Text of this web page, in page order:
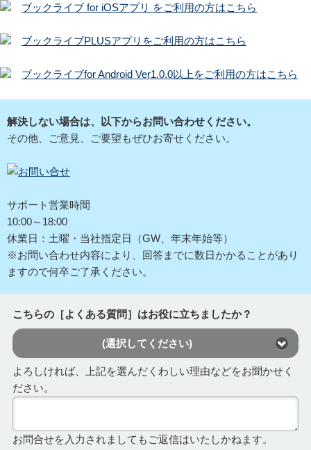
ブックライブ for iOSアプリ をご利用の方はこちら
ブックライブPLUSアプリをご利用の方はこちら
ブックライブfor Android Ver1.0.0以上をご利用の方はこちら
解決しない場合は、以下からお問い合わせください。
その他、ご意見、ご要望もぜひお寄せください。
サポート営業時間
10:00～18:00
休業日：土曜・当社指定日（GW、年末年始等）
※お問い合わせ内容により、回答までに数日かかることがあり
ますので何卒ご了承ください。
こちらの［よくある質問］はお役に立ちましたか？
(選択してください)
よろしければ、上記を選んだくわしい理由などをお聞かせく
ださい。
お問合せを入力されましてもご返信はいたしかねます。